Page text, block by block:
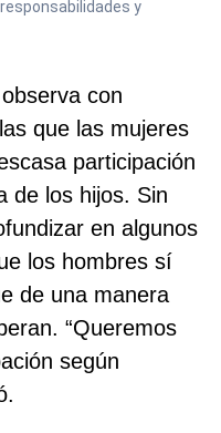
y
con
que las mujeres
participación
de los hijos. Sin
en algunos
los hombres sí
de una manera
“Queremos
según